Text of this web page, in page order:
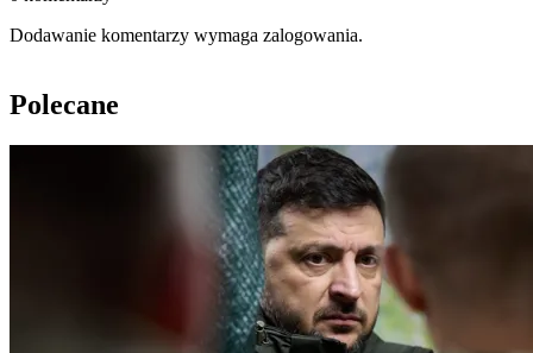
Dodawanie komentarzy wymaga zalogowania.
Polecane